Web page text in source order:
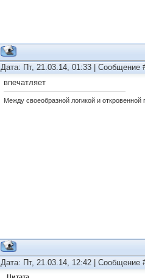
Дата: Пт, 21.03.14, 01:33 | Сообщение
впечатляет
Между своеобразной логикой и откровенной
Дата: Пт, 21.03.14, 12:42 | Сообщение